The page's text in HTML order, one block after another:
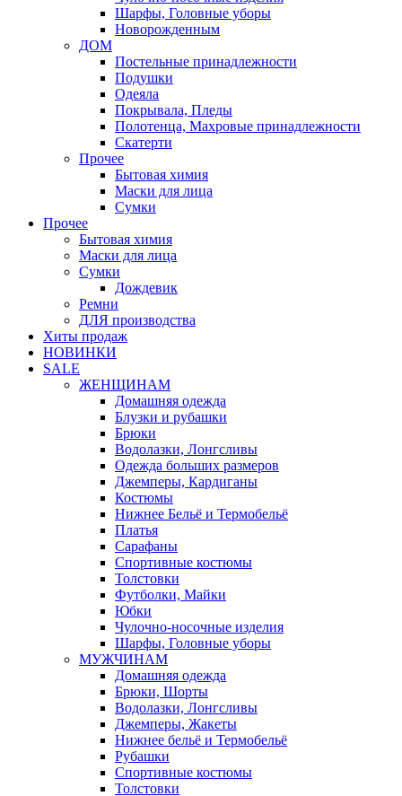
Шарфы, Головные уборы
Новорожденным
ДОМ
Постельные принадлежности
Подушки
Одеяла
Покрывала, Пледы
Полотенца, Махровые принадлежности
Скатерти
Прочее
Бытовая химия
Маски для лица
Сумки
Прочее
Бытовая химия
Маски для лица
Сумки
Дождевик
Ремни
ДЛЯ производства
Хиты продаж
НОВИНКИ
SALE
ЖЕНЩИНАМ
Домашняя одежда
Блузки и рубашки
Брюки
Водолазки, Лонгсливы
Одежда больших размеров
Джемперы, Кардиганы
Костюмы
Нижнее Бельё и Термобельё
Платья
Сарафаны
Спортивные костюмы
Толстовки
Футболки, Майки
Юбки
Чулочно-носочные изделия
Шарфы, Головные уборы
МУЖЧИНАМ
Домашняя одежда
Брюки, Шорты
Водолазки, Лонгсливы
Джемперы, Жакеты
Нижнее бельё и Термобельё
Рубашки
Спортивные костюмы
Толстовки